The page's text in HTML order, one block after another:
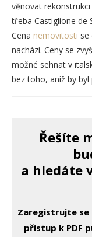
věnovat
třeba Castiglione de
Cena nemovitosti se
nachází. Ceny se
možné sehnat v
bez toho, aniž by
Řešíte
a hledáte
Zaregistrujte se
přístup k PDF